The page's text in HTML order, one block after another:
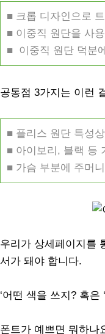
■ 크롭 디자인으로
■ 이중직 원단을 사
■ 이중직 원단 덕분
공통점 3가지는 이런
■ 플리스 원단 특성
■ 아이보리, 블랙 등
■ 가슴 부분에 주머
우리가 상세페이지를
서가 돼야 합니다.
‘어떤 색을 쓰지? 혹
폰트가 예쁘면 뭐하나